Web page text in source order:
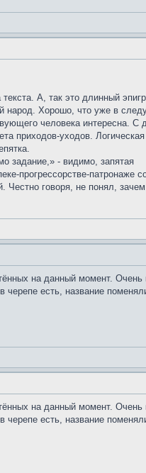
А, так это длинный
народ. Хорошо, что уже в
человека интересна.
приходов-уходов.
задание,» - видимо, запятая
прогрессорстве-
Честно говоря, не понял,
на данный момент.
черепе есть, название
на данный момент.
черепе есть, название